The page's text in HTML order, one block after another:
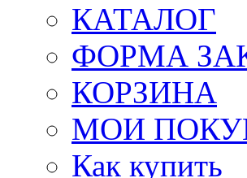
КАТАЛОГ
ФОРМА
КОРЗИНА
МОИ
Как купить